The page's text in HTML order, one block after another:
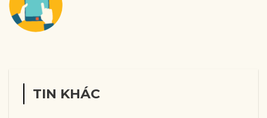
TIN KHÁC